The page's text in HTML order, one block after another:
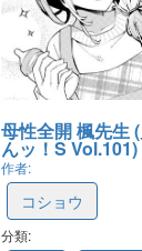
母性全開 楓先生
んッ！S Vol.101)
作者:
コショウ
分類: